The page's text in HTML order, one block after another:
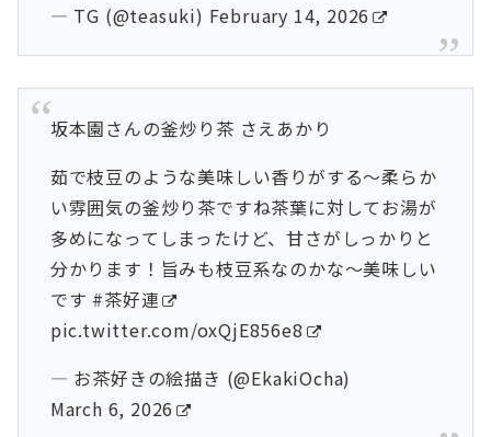
— TG (@teasuki) February 14, 2026
坂本園さんの釜炒り茶 さえあかり
茹で枝豆のような美味しい香りがする〜柔らか
い雰囲気の釜炒り茶ですね茶葉に対してお湯が
多めになってしまったけど、甘さがしっかりと
分かります！旨みも枝豆系なのかな〜美味しい
です #茶好連
pic.twitter.com/oxQjE856e8
— お茶好きの絵描き (@EkakiOcha)
March 6, 2026